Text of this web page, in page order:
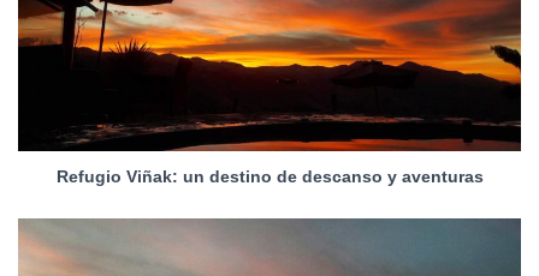
Refugio Viñak: un destino de descanso y aventuras